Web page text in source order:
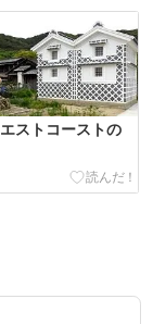
ストコーストの